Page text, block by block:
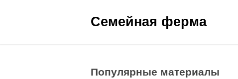
Семейная ферма
Популярные материалы